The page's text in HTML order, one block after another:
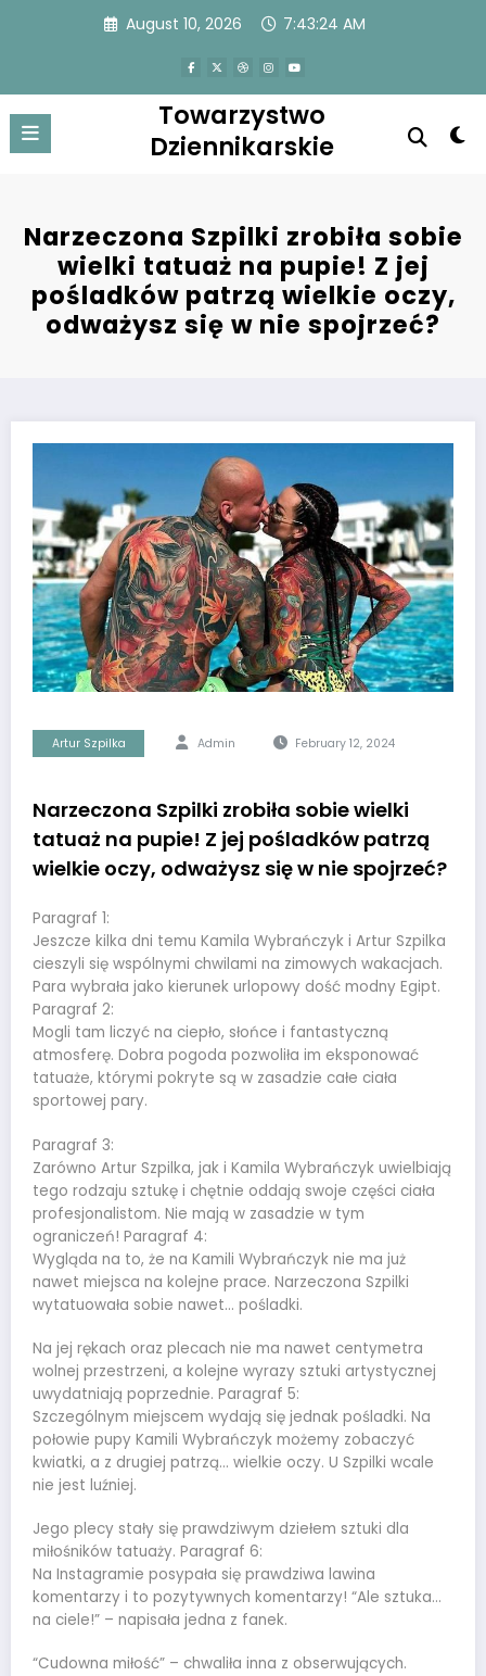
August 10, 2026 7:43:25 AM
Towarzystwo
Dziennikarskie
Narzeczona Szpilki zrobiła sobie
wielki tatuaż na pupie! Z jej
pośladków patrzą wielkie oczy,
odważysz się w nie spojrzeć?
Artur Szpilka Admin February 12, 2024
Narzeczona Szpilki zrobiła sobie wielki
tatuaż na pupie! Z jej pośladków patrzą
wielkie oczy, odważysz się w nie spojrzeć?
Paragraf 1:
Jeszcze kilka dni temu Kamila Wybrańczyk i Artur Szpilka
cieszyli się wspólnymi chwilami na zimowych wakacjach.
Para wybrała jako kierunek urlopowy dość modny Egipt.
Paragraf 2:
Mogli tam liczyć na ciepło, słońce i fantastyczną
atmosferę. Dobra pogoda pozwoliła im eksponować
tatuaże, którymi pokryte są w zasadzie całe ciała
sportowej pary.
Paragraf 3:
Zarówno Artur Szpilka, jak i Kamila Wybrańczyk uwielbiają
tego rodzaju sztukę i chętnie oddają swoje części ciała
profesjonalistom. Nie mają w zasadzie w tym
ograniczeń! Paragraf 4:
Wygląda na to, że na Kamili Wybrańczyk nie ma już
nawet miejsca na kolejne prace. Narzeczona Szpilki
wytatuowała sobie nawet… pośladki.
Na jej rękach oraz plecach nie ma nawet centymetra
wolnej przestrzeni, a kolejne wyrazy sztuki artystycznej
uwydatniają poprzednie. Paragraf 5:
Szczególnym miejscem wydają się jednak pośladki. Na
połowie pupy Kamili Wybrańczyk możemy zobaczyć
kwiatki, a z drugiej patrzą… wielkie oczy. U Szpilki wcale
nie jest luźniej.
Jego plecy stały się prawdziwym dziełem sztuki dla
miłośników tatuaży. Paragraf 6:
Na Instagramie posypała się prawdziwa lawina
komentarzy i to pozytywnych komentarzy! “Ale sztuka…
na ciele!” – napisała jedna z fanek.
“Cudowna miłość” – chwaliła inna z obserwujących.